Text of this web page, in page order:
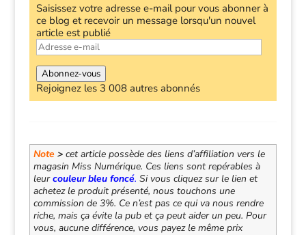
Saisissez votre adresse e-mail pour vous abonner à
ce blog et recevoir un message lorsqu'un nouvel
article est publié
Adresse
e-
mail
Abonnez-vous
Rejoignez les 3 008 autres abonnés
Note>cet article possède des liens d’affiliation vers le
magasin Miss Numérique. Ces liens sont repérables à
leurcouleur bleu foncé. Si vous cliquez sur le lien et
achetez le produit présenté, nous touchons une
commission de 3%. Ce n’est pas ce qui va nous rendre
riche, mais ça évite la pub et ça peut aider un peu. Pour
vous, aucune différence, vous payez le même prix